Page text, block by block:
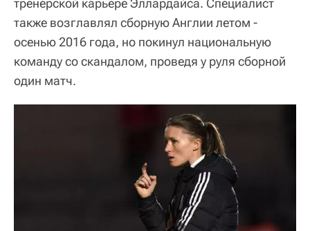
также возглавлял сборную Англии летом -
осенью 2016 года, но покинул национальную
команду со скандалом, проведя у руля сборной
один матч.